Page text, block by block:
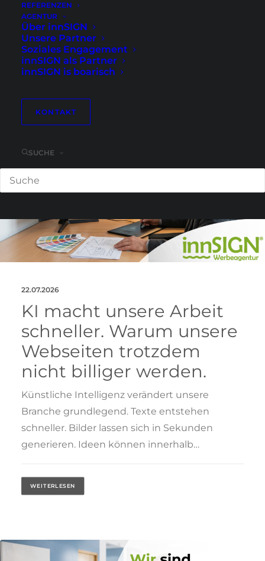
REFERENZEN
AGENTUR
Über innSIGN
Unsere Partner
Soziales Engagement
innSIGN als Partner
innSIGN is boarisch
KONTAKT
SUCHE
KI, Branchenlösungen und alles, was
Unternehmen heute für einen
besseren Außenauftritt brauchen.
22.07.2026
KI macht unsere Arbeit
schneller. Warum unsere
Webseiten trotzdem
nicht billiger werden.
Künstliche Intelligenz verändert unsere
Branche grundlegend. Texte entstehen
schneller. Bilder lassen sich in Sekunden
generieren. Ideen können innerhalb…
WEITERLESEN